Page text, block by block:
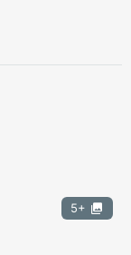
5+